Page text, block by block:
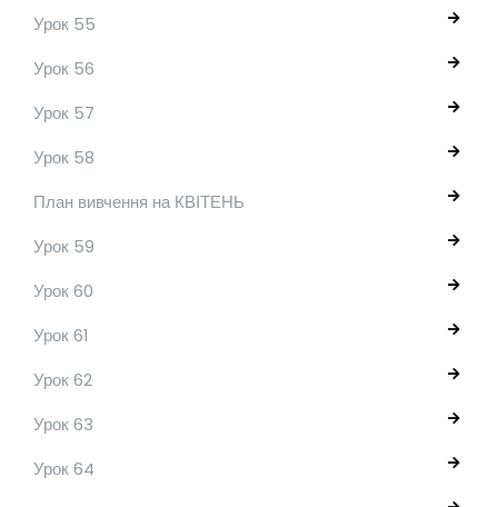
Урок 55
Урок 56
Урок 57
Урок 58
План вивчення на КВІТЕНЬ
Урок 59
Урок 60
Урок 61
Урок 62
Урок 63
Урок 64